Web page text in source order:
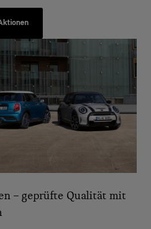
– geprüfte Qualität mit